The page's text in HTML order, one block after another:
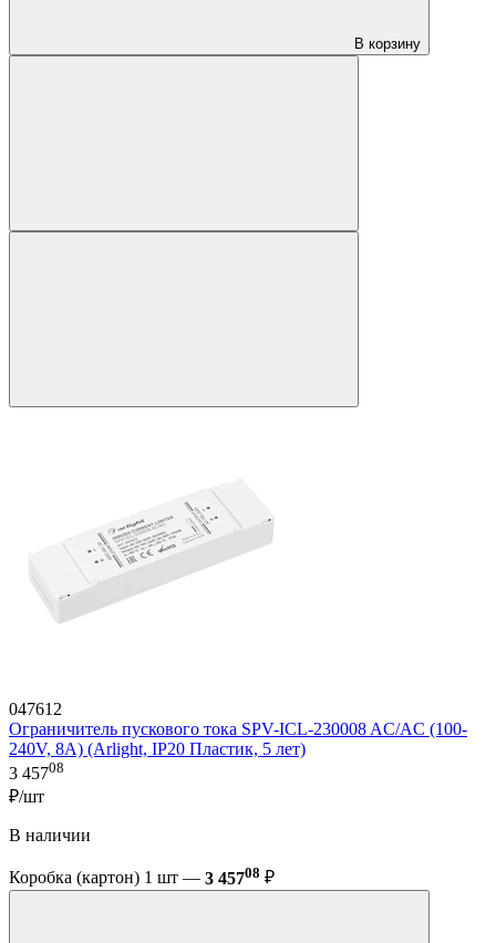
В корзину
047612
Ограничитель пускового тока SPV-ICL-230008 AC/AC (100-
240V, 8A) (Arlight, IP20 Пластик, 5 лет)
3 45708
₽/шт
В наличии
Коробка (картон) 1 шт — 3 45708 ₽